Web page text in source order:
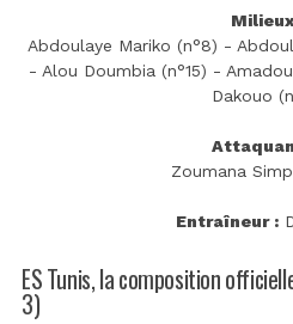
Abdoulaye Mariko (n°8) -
- Alou Doumbia (n°15) -
Dakouo
Zoumana
Entraîneur :
ES Tunis, la composition
3)